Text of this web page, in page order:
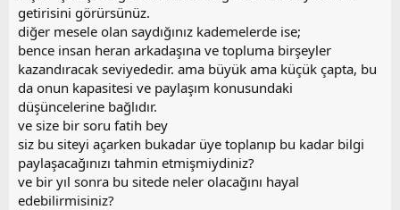
getirisini görürsünüz.
diğer mesele olan saydığınız kademelerde ise;
bence insan heran arkadaşına ve topluma birşeyler
kazandıracak seviyededir. ama büyük ama küçük çapta, bu
da onun kapasitesi ve paylaşım konusundaki
düşüncelerine bağlıdır.
ve size bir soru fatih bey
siz bu siteyi açarken bukadar üye toplanıp bu kadar bilgi
paylaşacağınızı tahmin etmişmiydiniz?
ve bir yıl sonra bu sitede neler olacağını hayal
edebilirmisiniz?